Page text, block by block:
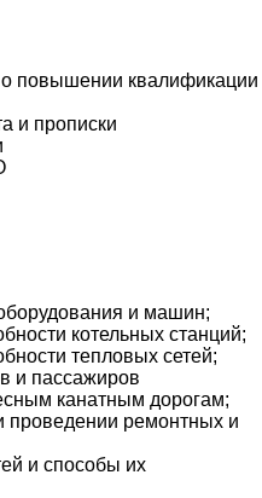
повышении квалификации
и прописки
и машин;
котельных станций;
тепловых сетей;
и пассажиров
канатным дорогам;
проведении ремонтных и
и способы их